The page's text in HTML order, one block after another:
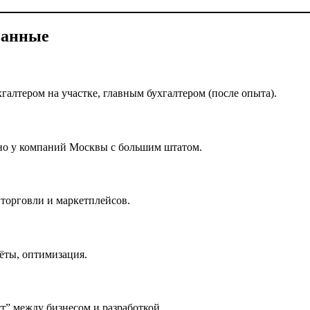
на участке, главным бухгалтером (после опыта).
у компаний Москвы с большим штатом.
и маркетплейсов.
оптимизация.